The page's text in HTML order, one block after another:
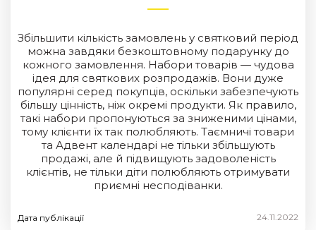
Збільшити кількість замовлень у святковий період
можна завдяки безкоштовному подарунку до
кожного замовлення. Набори товарів — чудова
ідея для святкових розпродажів. Вони дуже
популярні серед покупців, оскільки забезпечують
більшу цінність, ніж окремі продукти. Як правило,
такі набори пропонуються за зниженими цінами,
тому клієнти їх так полюбляють. Таємничі товари
та Адвент календарі не тільки збільшують
продажі, але й підвищують задоволеність
клієнтів, не тільки діти полюбляють отримувати
приємні несподіванки.
Дата публікації 24.11.2022